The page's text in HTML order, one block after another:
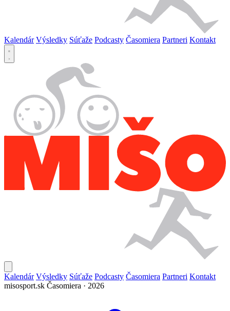
Kalendár Výsledky Súťaže Podcasty Časomiera Partneri Kontakt
Kalendár Výsledky Súťaže Podcasty Časomiera Partneri Kontakt
misosport.sk Časomiera · 2026